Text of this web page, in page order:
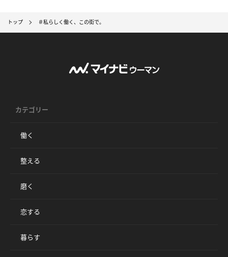
トップ ＃私らしく働く、この街で。
カテゴリー
働く
整える
磨く
恋する
暮らす